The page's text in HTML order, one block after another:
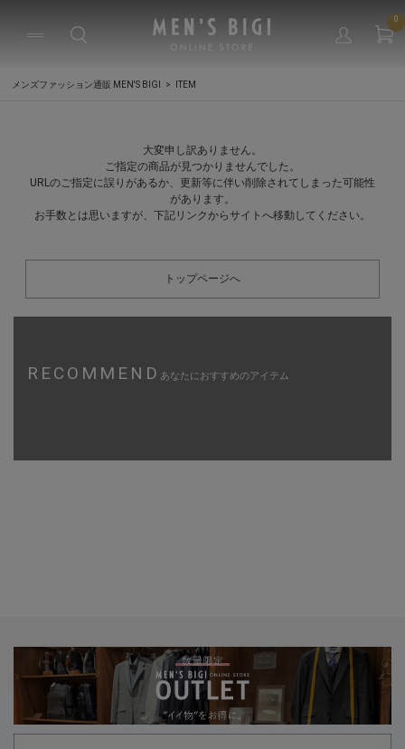
0
メンズファッション通販 MEN'S BIGI ITEM
大変申し訳ありません。
ご指定の商品が見つかりませんでした。
URLのご指定に誤りがあるか、更新等に伴い削除されてしまった可能性
があります。
お手数とは思いますが、下記リンクからサイトへ移動してください。
トップページへ
RECOMMEND あなたにおすすめのアイテム